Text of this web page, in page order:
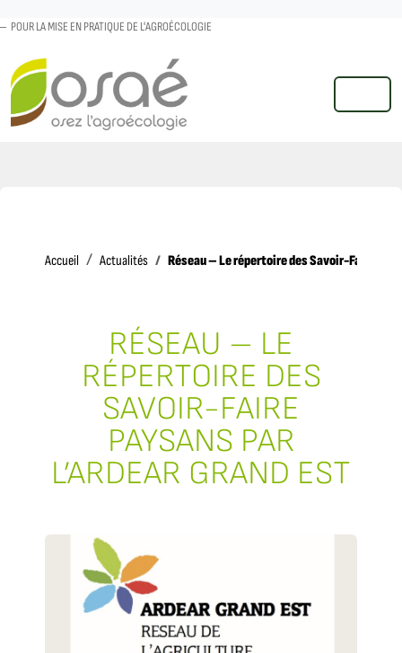
POUR LA MISE EN PRATIQUE DE L'AGROÉCOLOGIE
MENU
Accueil AccueilActualités Réseau – Le répertoire des Savoir-Faire
RÉSEAU – LE
RÉPERTOIRE DES
SAVOIR-FAIRE
PAYSANS PAR
L’ARDEAR GRAND EST